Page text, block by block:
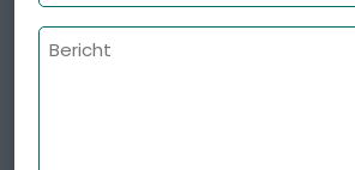
Bericht